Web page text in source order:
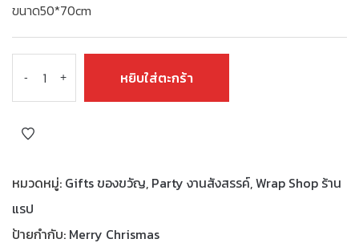
ขนาด50*70cm
- + หยิบใส่ตะกร้า
หมวดหมู่: Gifts ของขวัญ, Party งานสังสรรค์,Wrap Shop ร้าน
แรป
ป้ายกำกับ: Merry Chrismas